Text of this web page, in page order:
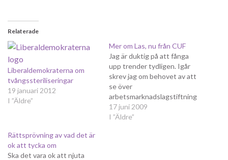
Relaterade
Liberaldemokraterna om
tvångssteriliseringar
19 januari 2012
I ”Äldre”
Mer om Las, nu från CUF
Jag är duktig på att fånga
upp trender tydligen. Igår
skrev jag om behovet av att
se över
arbetsmarknadslagstiftning
en och att reformera Las,
idag skriver CUF-
17 juni 2009
I ”Äldre”
Rättsprövning av vad det är
ok att tycka om
Ska det vara ok att njuta